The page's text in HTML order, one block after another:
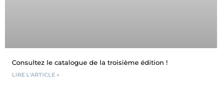
Consultez le catalogue de la troisième édition !
LIRE L'ARTICLE »